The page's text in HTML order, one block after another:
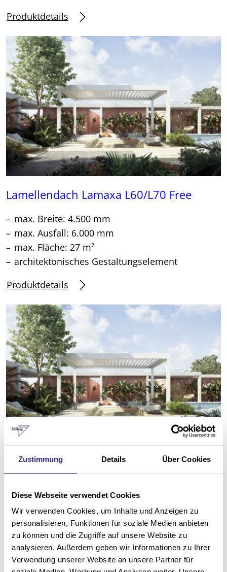
Zustimmung Details Über Cookies
Diese Webseite verwendet Cookies
Wir verwenden Cookies, um Inhalte und Anzeigen zu
personalisieren, Funktionen für soziale Medien anbieten
zu können und die Zugriffe auf unsere Website zu
analysieren. Außerdem geben wir Informationen zu Ihrer
Verwendung unserer Website an unsere Partner für
Produktdetails
Lamellendach Lamaxa L60/L70 Free
max. Breite: 4.500 mm
max. Ausfall: 6.000 mm
max. Fläche: 27 m²
architektonisches Gestaltungselement
Produktdetails
Lamellendach Lamaxa L70
max. Ausfall: 6.330 mm
max. Fläche: 28,75 m²
dreh- und verfahrbare Lamellen auf Knopfdruck
Produktdetails